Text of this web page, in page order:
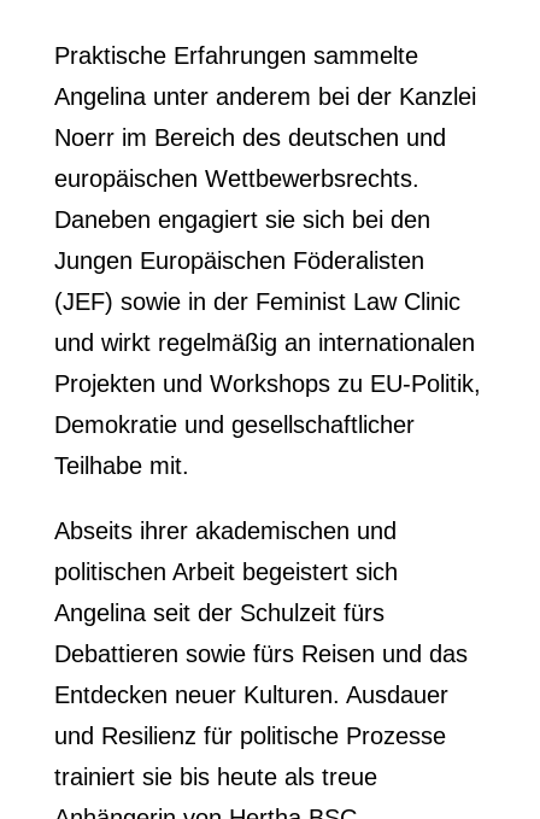
Praktische Erfahrungen sammelte
Angelina unter anderem bei der Kanzlei
Noerr im Bereich des deutschen und
europäischen Wettbewerbsrechts.
Daneben engagiert sie sich bei den
Jungen Europäischen Föderalisten
(JEF) sowie in der Feminist Law Clinic
und wirkt regelmäßig an internationalen
Projekten und Workshops zu EU-Politik,
Demokratie und gesellschaftlicher
Teilhabe mit.
Abseits ihrer akademischen und
politischen Arbeit begeistert sich
Angelina seit der Schulzeit fürs
Debattieren sowie fürs Reisen und das
Entdecken neuer Kulturen. Ausdauer
und Resilienz für politische Prozesse
trainiert sie bis heute als treue